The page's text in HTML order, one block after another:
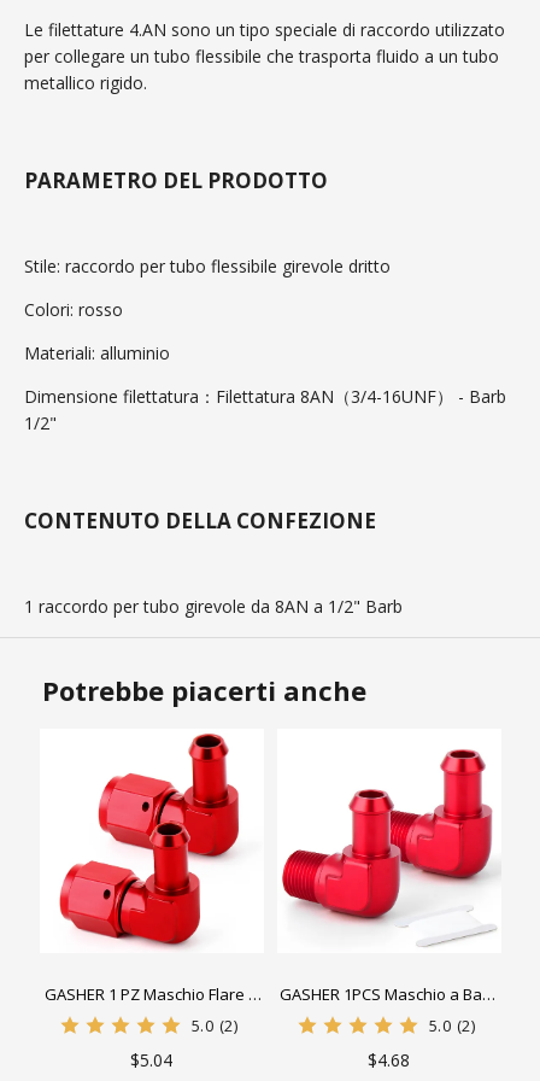
Le filettature 4.AN sono un tipo speciale di raccordo utilizzato
per collegare un tubo flessibile che trasporta fluido a un tubo
metallico rigido.
PARAMETRO DEL PRODOTTO
Stile: raccordo per tubo flessibile girevole dritto
Colori: rosso
Materiali: alluminio
Dimensione filettatura：Filettatura 8AN（3/4-16UNF） - Barb
1/2"
CONTENUTO DELLA CONFEZIONE
1 raccordo per tubo girevole da 8AN a 1/2" Barb
Potrebbe piacerti anche
GASHER 1 PZ Maschio Flare a
Barb Gomito a 90 Gradi
Raccordo Carburante
5.0 (2)
$5.04
GASHER 1PCS Maschio a Barb
90 Gradi Raccordo Tubo
Alluminio Rosso Anodizzato
5.0 (2)
$4.68